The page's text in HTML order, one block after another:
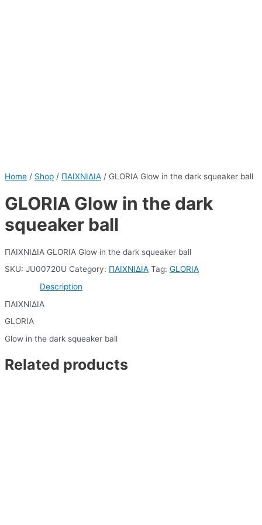
Home / Shop / ΠΑΙΧΝΙΔΙΑ / GLORIA Glow in the dark squeaker ball
GLORIA Glow in the dark
squeaker ball
ΠΑΙΧΝΙΔΙΑ GLORIA Glow in the dark squeaker ball
SKU: JU00720U Category: ΠΑΙΧΝΙΔΙΑ Tag: GLORIA
Description
ΠΑΙΧΝΙΔΙΑ
GLORIA
Glow in the dark squeaker ball
Related products